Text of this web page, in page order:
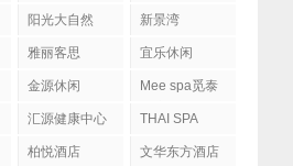
阳光大自然 新景湾
雅丽客思 宜乐休闲
金源休闲
Mee spa觅泰
汇源健康中心 THAI SPA
柏悦酒店 文华东方酒店